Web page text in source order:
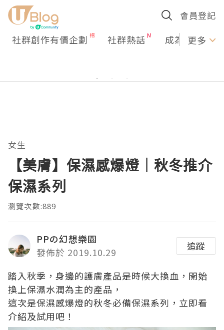
會員登記
社群創作有價企劃 社群熱話 成為U更多
女生
【美膚】保濕感爆燈｜秋冬推介
保濕系列
瀏覽次數:889
PPの幻想樂園
發佈於 2019.10.29
追蹤
踏入秋季，身邊的護膚產品是時候大換血，開始
換上保濕水潤為主的產品，
這次是保濕感爆燈的秋冬必備保濕系列，立即看
介紹及試用吧！